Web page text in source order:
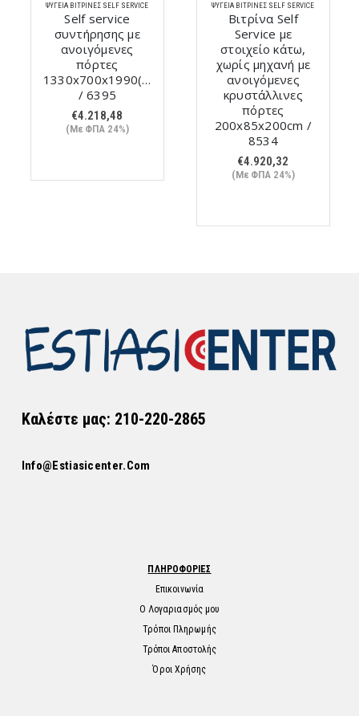
ΨΥΓΕΊΑ ΒΙΤΡΊΝΕΣ SELF SERVICE
Self service
συντήρησης με
ανοιγόμενες
πόρτες
1330x700x1990(h)mm
/ 6395
€4.218,48
(Με ΦΠΑ 24%)
ΨΥΓΕΊΑ ΒΙΤΡΊΝΕΣ SELF SERVICE
Βιτρίνα Self
Service με
στοιχείο κάτω,
χωρίς μηχανή με
ανοιγόμενες
κρυστάλλινες
πόρτες
200x85x200cm /
8534
€4.920,32
(Με ΦΠΑ 24%)
Καλέστε μας: 210-220-2865
Info@estiasicenter.com
ΠΛΗΡΟΦΟΡΙΕΣ
Επικοινωνία
Ο Λογαριασμός μου
Τρόποι Πληρωμής
Τρόποι Αποστολής
Όροι Χρήσης